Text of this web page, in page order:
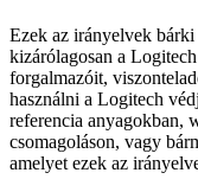
Ezek az irányelvek bárki
kizárólagosan a
forgalmazóit,
használni a Logitech
referencia anyagokban,
csomagoláson, vagy
amelyet ezek az